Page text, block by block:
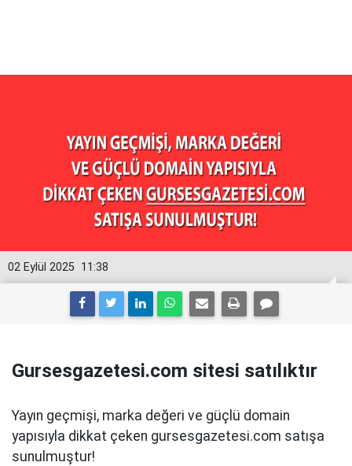
11:38
02 Eylül 2025
Gursesgazetesi.com sitesi satılıktır
Yayın geçmişi, marka değeri ve güçlü domain
yapısıyla dikkat çeken gursesgazetesi.com satışa
sunulmuştur!